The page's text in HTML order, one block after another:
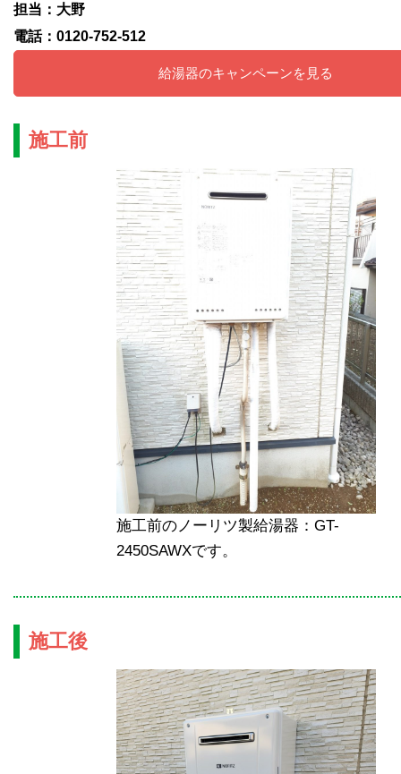
担当：大野
電話：0120-752-512
給湯器のキャンペーンを見る
施工前
施工前のノーリツ製給湯器：GT-
2450SAWXです。
施工後